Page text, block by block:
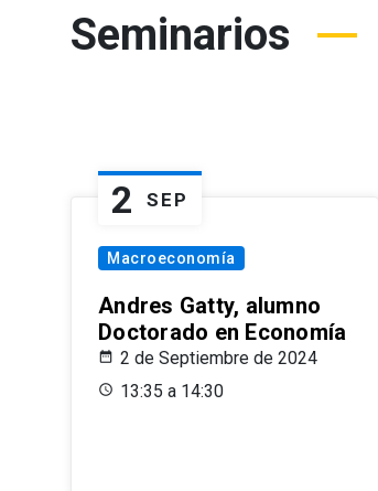
Seminarios
2 SEP
Macroeconomía
Andres Gatty, alumno
Doctorado en Economía
2 de Septiembre de 2024
13:35 a 14:30